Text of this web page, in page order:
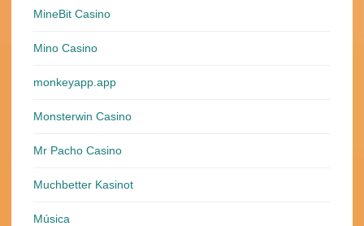
MineBit Casino
Mino Casino
monkeyapp.app
Monsterwin Casino
Mr Pacho Casino
Muchbetter Kasinot
Música